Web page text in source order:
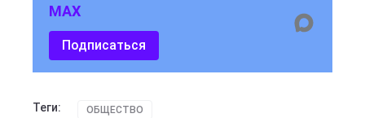
MAX
Подписаться
Теги: ОБЩЕСТВО